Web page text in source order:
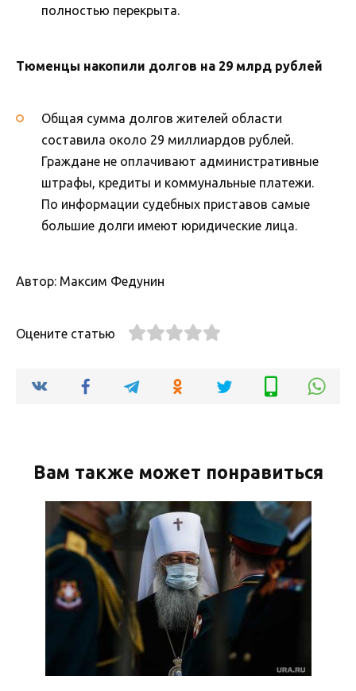
полностью перекрыта.
Тюменцы накопили долгов на 29 млрд рублей
Общая сумма долгов жителей области
составила около 29 миллиардов рублей.
Граждане не оплачивают административные
штрафы, кредиты и коммунальные платежи.
По информации судебных приставов самые
большие долги имеют юридические лица.
Автор: Максим Федунин
Оцените статью
Вам также может понравиться